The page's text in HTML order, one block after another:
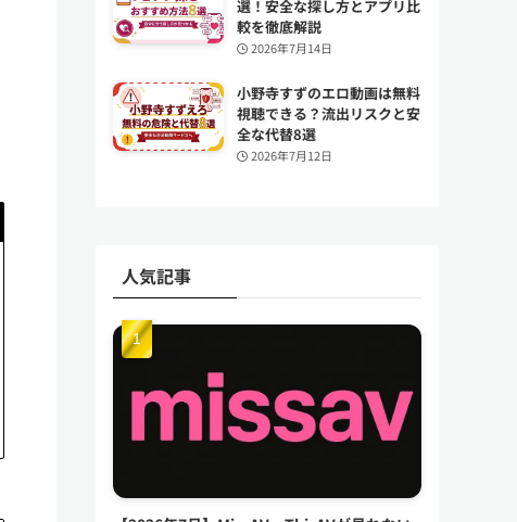
選！安全な探し方とアプリ比
較を徹底解説
2026年7月14日
小野寺すずのエロ動画は無料
視聴できる？流出リスクと安
全な代替8選
2026年7月12日
人気記事